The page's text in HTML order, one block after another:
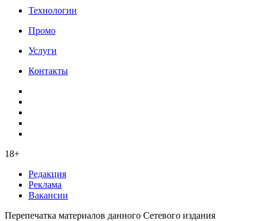
Технологии
Промо
Услуги
Контакты
18+
Редакция
Реклама
Вакансии
Перепечатка материалов данного Сетевого издания